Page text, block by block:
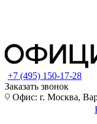
+7 (495) 150-17-28
Заказать звонок
Офис: г. Москва,